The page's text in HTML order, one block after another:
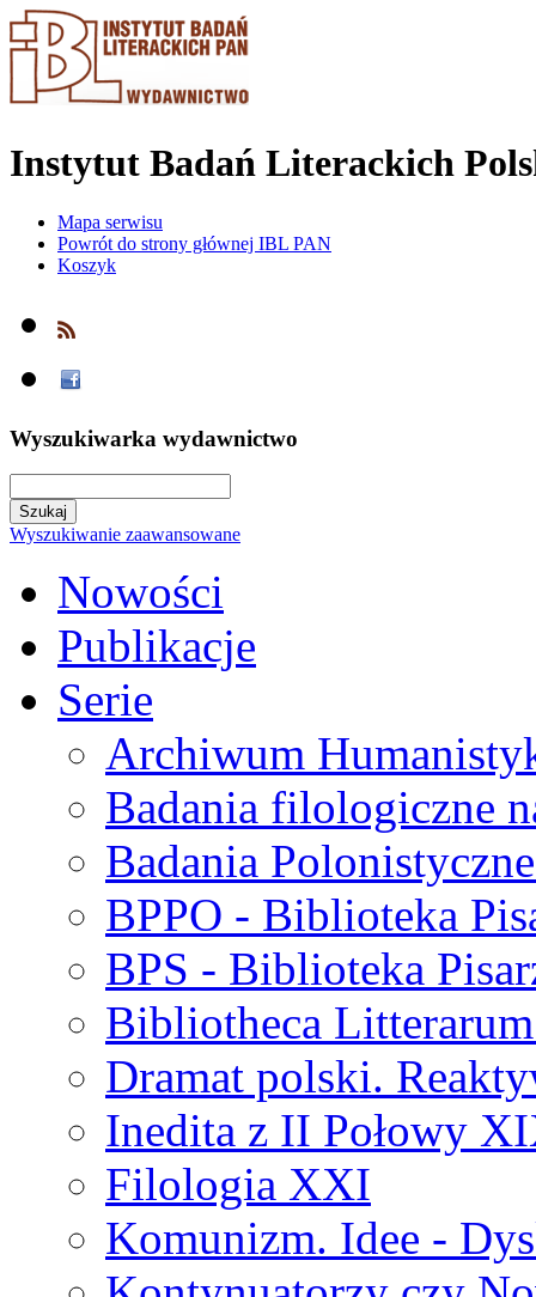
Instytut Badań Literackich
Mapa serwisu
Powrót do strony głównej IBL PAN
Koszyk
Wyszukiwarka wydawnictwo
Wyszukiwanie zaawansowane
Nowości
Publikacje
Serie
Archiwum
Badania filologiczne
Badania
BPPO - Biblioteka
BPS - Biblioteka
Bibliotheca
Dramat polski.
Inedita z II Połowy
Filologia XXI
Komunizm. Idee -